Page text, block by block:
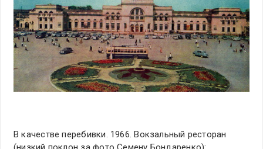
В качестве перебивки. 1966. Вокзальный ресторан